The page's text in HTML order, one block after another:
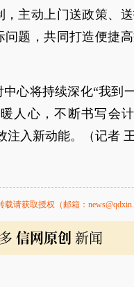
主动上门送政策、
题，共同打造便捷
心将持续深化“我到
人心，不断书写会
入新动能。（记者 王
请获取授权（邮箱：
信网原创 新闻